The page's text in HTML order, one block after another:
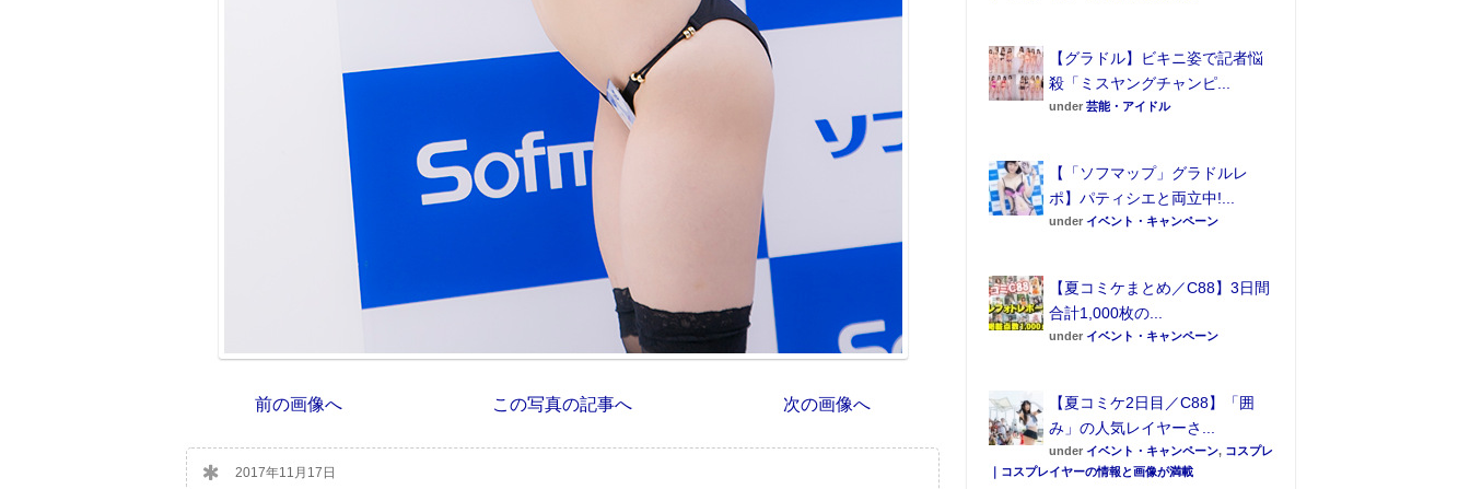
前の画像へ この写真の記事へ 次の画像へ
2017年11月17日
【グラドル】ビキニ姿で記者悩
殺「ミスヤングチャンピ...
under 芸能・アイドル
【「ソフマップ」グラドルレ
ポ】パティシエと両立中!...
under イベント・キャンペーン
【夏コミケまとめ／C88】3日間
合計1,000枚の...
under イベント・キャンペーン
【夏コミケ2日目／C88】「囲
み」の人気レイヤーさ...
under イベント・キャンペーン, コスプレ
｜コスプレイヤーの情報と画像が満載